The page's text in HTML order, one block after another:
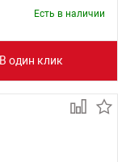
Есть в наличии
В один клик